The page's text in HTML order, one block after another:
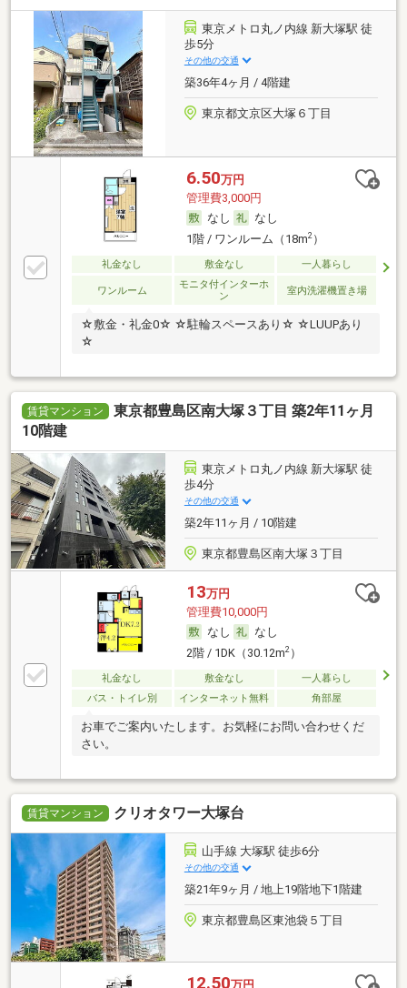
東京メトロ丸ノ内線 新大塚駅 徒
歩5分
その他の交通
築36年4ヶ月 / 4階建
東京都文京区大塚６丁目
6.50万円
管理費3,000円
なし
なし
1階 / ワンルーム（18m2）
礼金なし 敷金なし 一人暮らし
ワンルーム
モニタ付インターホ
ン
室内洗濯機置き場
☆敷金・礼金0☆ ☆駐輪スペースあり☆ ☆LUUPあり
☆
賃貸マンション
東京都豊島区南大塚３丁目 築2年11ヶ月
10階建
東京メトロ丸ノ内線 新大塚駅 徒
歩4分
その他の交通
築2年11ヶ月 / 10階建
東京都豊島区南大塚３丁目
13万円
管理費10,000円
なし
なし
2階 / 1DK（30.12m2）
礼金なし 敷金なし
一人暮らし
バス・トイレ別
インターネット無料 角部屋
お車でご案内いたします。お気軽にお問い合わせくだ
さい。
賃貸マンション クリオタワー大塚台
山手線 大塚駅 徒歩6分
その他の交通
築21年9ヶ月 / 地上19階地下1階建
東京都豊島区東池袋５丁目
12.50万円